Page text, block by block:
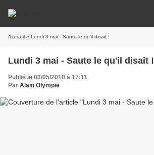
Accueil » Lundi 3 mai - Saute le qu'il disait !
Lundi 3 mai - Saute le qu'il disait !
Publié le 03/05/2010 à 17:11
Par Alain Olympie